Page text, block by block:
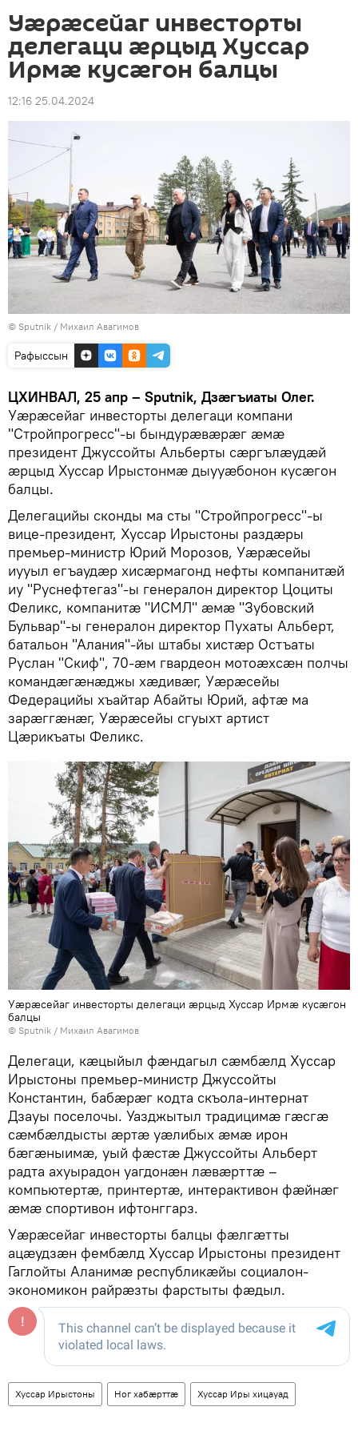
Уæрæсейаг инвесторты
делегаци æрцыд Хуссар
Ирмæ кусæгон балцы
12:16 25.04.2024
© Sputnik / Михаил Авагимов
Рафыссын
ЦХИНВАЛ, 25 апр – Sputnik, Дзæгъиаты Олег.
Уæрæсейаг инвесторты делегаци компани
"Стройпрогресс"-ы бындурæвæрæг æмæ
президент Джуссойты Альберты сæргълæудæй
æрцыд Хуссар Ирыстонмæ дыууæбонон кусæгон
балцы.
Делегацийы сконды ма сты "Стройпрогресс"-ы
вице-президент, Хуссар Ирыстоны раздæры
премьер-министр Юрий Морозов, Уæрæсейы
иууыл егъаудæр хисæрмагонд нефты компанитæй
иу "Руснефтегаз"-ы генералон директор Цоциты
Феликс, компанитæ "ИСМЛ" æмæ "Зубовский
Бульвар"-ы генералон директор Пухаты Альберт,
батальон "Алания"-йы штабы хистæр Остъаты
Руслан "Скиф", 70-æм гвардеон мотоæхсæн полчы
командæгæнæджы хæдивæг, Уæрæсейы
Федерацийы хъайтар Абайты Юрий, афтæ ма
зарæггæнæг, Уæрæсейы сгуыхт артист
Цæрикъаты Феликс.
Уæрæсейаг инвесторты делегаци æрцыд Хуссар Ирмæ кусæгон
балцы
© Sputnik / Михаил Авагимов
Делегаци, кæцыйыл фæндагыл сæмбæлд Хуссар
Ирыстоны премьер-министр Джуссойты
Константин, бабæрæг кодта скъола-интернат
Дзауы поселочы. Уазджытыл традицимæ гæсгæ
сæмбæлдысты æртæ уæлибых æмæ ирон
бæгæныимæ, уый фæстæ Джуссойты Альберт
радта ахуырадон уагдонæн лæвæрттæ –
компьютертæ, принтертæ, интерактивон фæйнæг
æмæ спортивон ифтонггарз.
Уæрæсейаг инвесторты балцы фæлгæтты
ацæудзæн фембæлд Хуссар Ирыстоны президент
Гаглойты Аланимæ республикæйы социалон-
экономикон райрæзты фарстыты фæдыл.
Хуссар Ирыстоны Ног хабӕрттӕ Хуссар Иры хицауад